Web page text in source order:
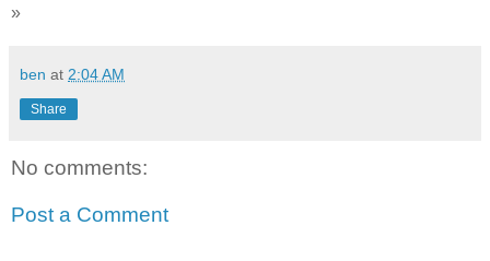
»
ben at 2:04 AM
Share
No comments:
Post a Comment